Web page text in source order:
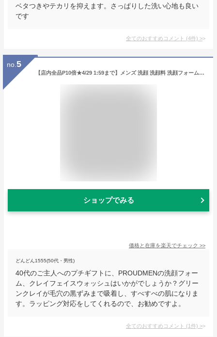
ベタつきやテカリを抑えます。さっぱりした洗い心地も良い
です
全てのおすすめコメント (4件) >
no. 5
【店内全品P10倍★4/29 1:59まで】メンズ 洗顔 洗顔料 洗顔フォーム PROUDMEN プラウドメン クレイフェイスウォッシュ グルーミングシトラス 120g [ 男性化粧品 メンズコスメ 男性用 泡 泥 ]
ショップでみる
価格と在庫を楽天でチェック >>
どんどん1555(50代・男性)
40代のご主人へのプチギフトに、PROUDMENの洗顔フォー
ム、クレイフェイスウォッシュはいかがでしょうか？グリー
ンクレイが毛穴の黒ずみまで吸着し、すべすべの肌になりま
す。ラッピング対応をしてくれるので、お勧めですよ。
全てのおすすめコメント (1件) >